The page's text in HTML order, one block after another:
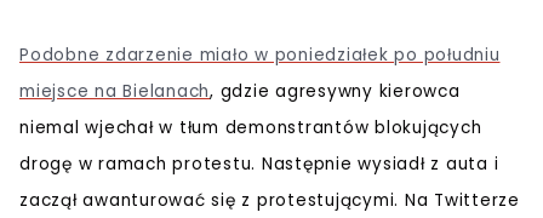
Podobne zdarzenie miało w poniedziałek po południu
miejsce na Bielanach, gdzie agresywny kierowca
niemal wjechał w tłum demonstrantów blokujących
drogę w ramach protestu. Następnie wysiadł z auta i
zaczął awanturować się z protestującymi. Na Twitterze